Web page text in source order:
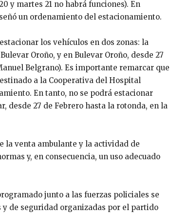
y martes 21 no habrá funciones). En
un ordenamiento del estacionamiento.
los vehículos en dos zonas: la
Oroño, y en Bulevar Oroño, desde 27
Belgrano). Es importante remarcar que
a la Cooperativa del Hospital
En tanto, no se podrá estacionar
desde 27 de Febrero hasta la rotonda, en la
la venta ambulante y la actividad de
y, en consecuencia, un uso adecuado
junto a las fuerzas policiales se
de seguridad organizadas por el partido